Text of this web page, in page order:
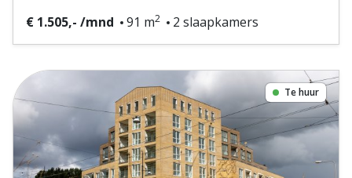
€ 1.505,- /mnd 91 m2 2 slaapkamers
Te huur